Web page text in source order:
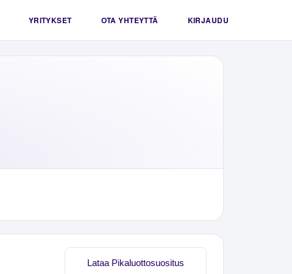
YRITYKSET OTA YHTEYTTÄ KIRJAUDU
Lataa Pikaluottosuositus